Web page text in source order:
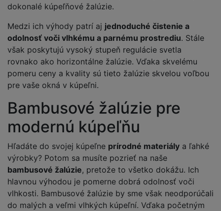
dokonalé kúpeľňové žalúzie.
Medzi ich výhody patrí aj jednoduché čistenie a
odolnosť voči vlhkému a parnému prostrediu. Stále
však poskytujú vysoký stupeň regulácie svetla
rovnako ako horizontálne žalúzie. Vďaka skvelému
pomeru ceny a kvality sú tieto žalúzie skvelou voľbou
pre vaše okná v kúpeľni.
Bambusové žalúzie pre
modernú kúpeľňu
Hľadáte do svojej kúpeľne prírodné materiály a ľahké
výrobky? Potom sa musíte pozrieť na naše
bambusové žalúzie, pretože to všetko dokážu. Ich
hlavnou výhodou je pomerne dobrá odolnosť voči
vlhkosti. Bambusové žalúzie by sme však neodporúčali
do malých a veľmi vlhkých kúpeľní. Vďaka početným